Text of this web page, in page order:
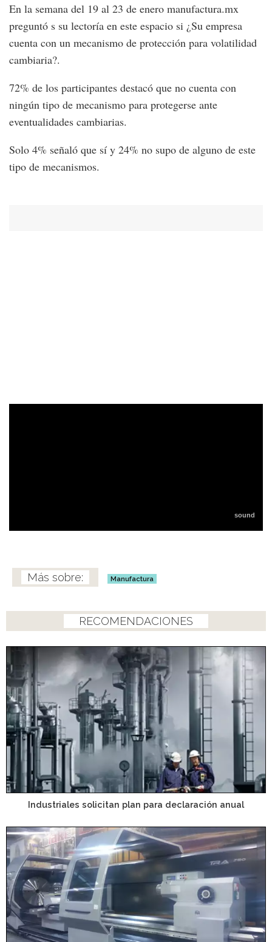
En la semana del 19 al 23 de enero manufactura.mx
preguntó s su lectoría en este espacio si ¿Su empresa
cuenta con un mecanismo de protección para volatilidad
cambiaria?.
72% de los participantes destacó que no cuenta con
ningún tipo de mecanismo para protegerse ante
eventualidades cambiarias.
Solo 4% señaló que sí y 24% no supo de alguno de este
tipo de mecanismos.
Manufactura
RECOMENDACIONES
Industriales solicitan plan para declaración anual